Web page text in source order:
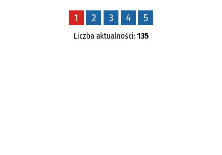
—
Kategoria
1 2 3 4 5
Liczba aktualności: 135